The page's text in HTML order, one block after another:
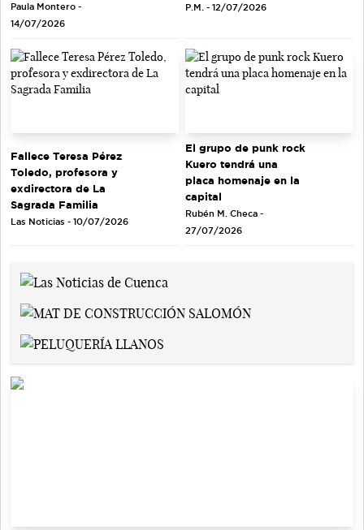
Paula Montero -
14/07/2026
P.M. - 12/07/2026
Fallece Teresa Pérez
Toledo, profesora y
exdirectora de La
Sagrada Familia
Las Noticias - 10/07/2026
El grupo de punk rock
Kuero tendrá una
placa homenaje en la
capital
Rubén M. Checa -
27/07/2026